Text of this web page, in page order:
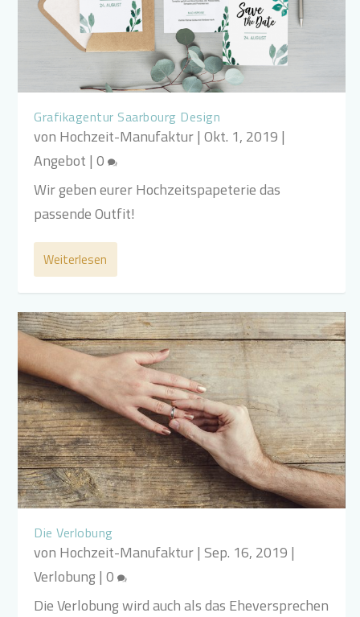
Grafikagentur Saarbourg Design
von Hochzeit-Manufaktur|Okt. 1, 2019 |
Angebot |0
Wir geben eurer Hochzeitspapeterie das
passende Outfit!
Weiterlesen
Die Verlobung
von Hochzeit-Manufaktur|Sep. 16, 2019 |
Verlobung|0
Die Verlobung wird auch als das Eheversprechen